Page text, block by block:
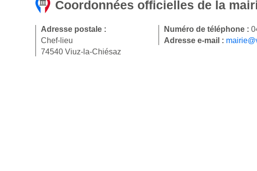
Coordonnées officielles de la
Adresse postale :
Chef-lieu
74540 Viuz-la-Chiésaz
Numéro de téléphone :
Adresse e-mail :